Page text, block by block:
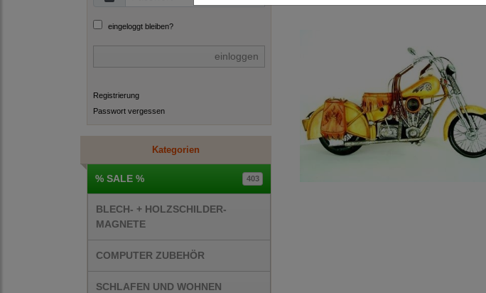
eingeloggt bleiben?
einloggen
Registrierung
Passwort vergessen
Kategorien
% SALE % 403
BLECH- + HOLZSCHILDER-
MAGNETE
COMPUTER ZUBEHÖR
SCHLAFEN UND WOHNEN